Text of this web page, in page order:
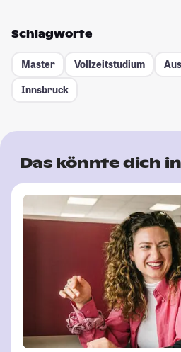
Schlagworte
Master Vollzeitstudium
Innsbruck
Das könnte dich